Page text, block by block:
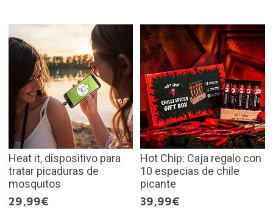
Heat it, dispositivo para
tratar picaduras de
mosquitos
29,99€
Hot Chip: Caja regalo con
10 especias de chile
picante
39,99€